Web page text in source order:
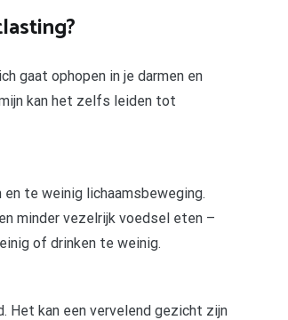
gaat ophopen in je darmen en
kan het zelfs leiden tot
te weinig lichaamsbeweging.
minder vezelrijk voedsel eten –
of drinken te weinig.
Het kan een vervelend gezicht zijn